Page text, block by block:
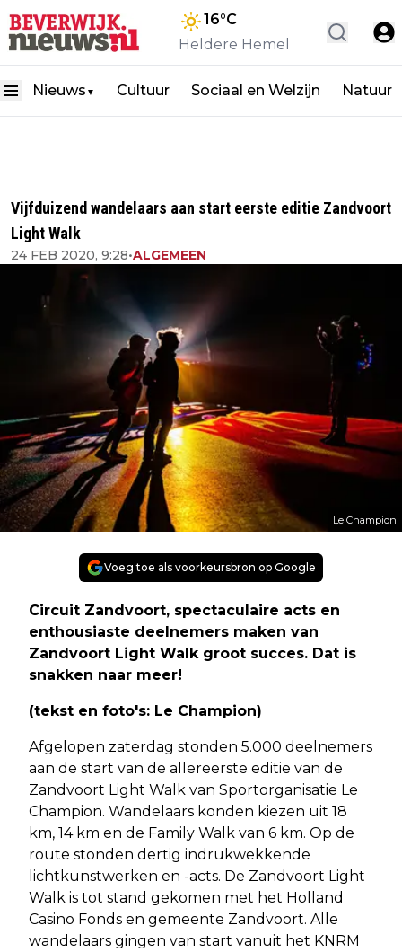
16°C
Heldere Hemel
Nieuws ▼ Cultuur Sociaal en Welzijn Natuur
Vijfduizend wandelaars aan start eerste editie Zandvoort
Light Walk
24 FEB 2020, 9:28•ALGEMEEN
Le Champion
Voeg toe als voorkeursbron op Google
Circuit Zandvoort, spectaculaire acts en
enthousiaste deelnemers maken van
Zandvoort Light Walk groot succes. Dat is
snakken naar meer!
(tekst en foto's: Le Champion)
Afgelopen zaterdag stonden 5.000 deelnemers
aan de start van de allereerste editie van de
Zandvoort Light Walk van Sportorganisatie Le
Champion. Wandelaars konden kiezen uit 18
km, 14 km en de Family Walk van 6 km. Op de
route stonden dertig indrukwekkende
lichtkunstwerken en -acts. De Zandvoort Light
Walk is tot stand gekomen met het Holland
Casino Fonds en gemeente Zandvoort. Alle
wandelaars gingen van start vanuit het KNRM